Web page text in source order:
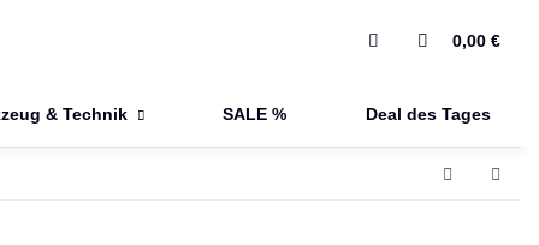
0,00 €
& Technik SALE % Deal des Tages